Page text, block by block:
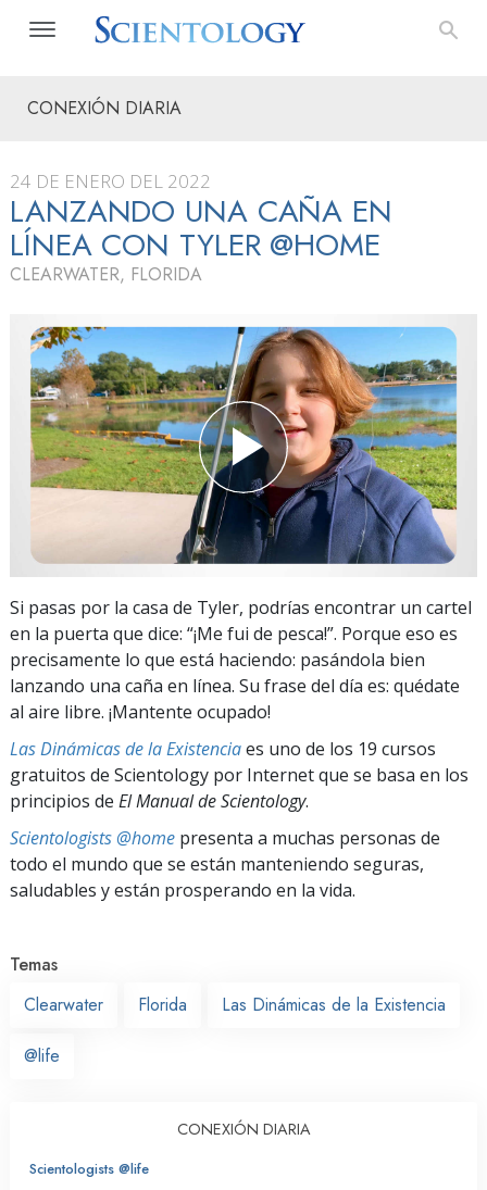
CONEXIÓN DIARIA
24 DE ENERO DEL 2022
LANZANDO UNA CAÑA EN
LÍNEA CON TYLER @HOME
CLEARWATER, FLORIDA
Si pasas por la casa de Tyler, podrías encontrar un cartel
en la puerta que dice: “¡Me fui de pesca!”. Porque eso es
precisamente lo que está haciendo: pasándola bien
lanzando una caña en línea. Su frase del día es: quédate
al aire libre. ¡Mantente ocupado!
Las Dinámicas de la Existenciaes uno de los 19 cursos
gratuitos de Scientology por Internet que se basa en los
principios de El Manual de Scientology.
Scientologists @home presenta a muchas personas de
todo el mundo que se están manteniendo seguras,
saludables y están prosperando en la vida.
Temas
Clearwater
Florida Las Dinámicas de la Existencia
@life
CONEXIÓN DIARIA
Scientologists @life